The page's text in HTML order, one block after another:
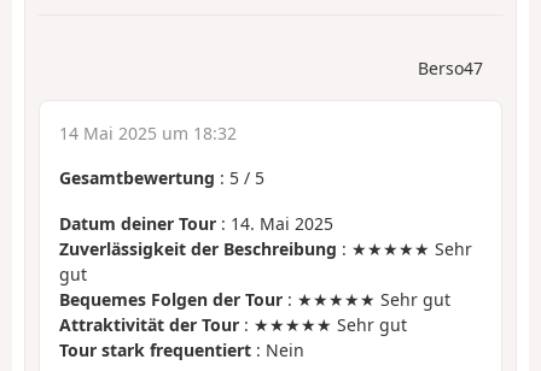
Berso47
14 Mai 2025 um 18:32
Gesamtbewertung : 5 / 5
Datum deiner Tour : 14. Mai 2025
Zuverlässigkeit der Beschreibung : ★★★★★ Sehr
gut
Bequemes Folgen der Tour : ★★★★★ Sehr gut
Attraktivität der Tour : ★★★★★ Sehr gut
Tour stark frequentiert : Nein